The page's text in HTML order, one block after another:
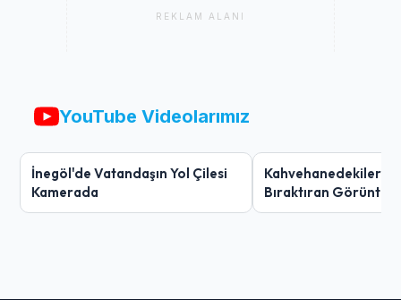
REKLAM ALANI
YouTube Videolarımız
İnegöl'de Vatandaşın Yol Çilesi
Kamerada
Kahvehanedekiler
Bıraktıran Görüntü!